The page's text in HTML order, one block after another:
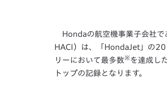
Hondaの航空機事業子会社で
HACI）は、「HondaJet」の
リーにおいて最多数※ を達成し
トップの記録となります。